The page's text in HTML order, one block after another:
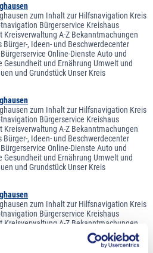
zum Inhalt zur Hilfsnavigation Kreis
Bürgerservice Kreishaus
A-Z Bekanntmachungen
, Ideen- und Beschwerdecenter
Online-Dienste Auto und
Gesundheit und Ernährung Umwelt und
und Grundstück Unser Kreis
zum Inhalt zur Hilfsnavigation Kreis
Bürgerservice Kreishaus
A-Z Bekanntmachungen
, Ideen- und Beschwerdecenter
Online-Dienste Auto und
Gesundheit und Ernährung Umwelt und
und Grundstück Unser Kreis
zum Inhalt zur Hilfsnavigation Kreis
Bürgerservice Kreishaus
A-Z Bekanntmachungen
Bürger-, Ideen- und Beschwerdecenter
Online-Dienste Auto und